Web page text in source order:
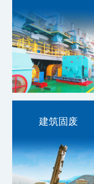
建筑固废
技术过硬，质量为本